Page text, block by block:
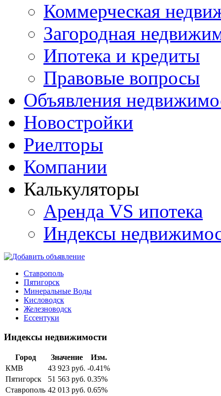
Коммерческая
Загородная
Ипотека и кредиты
Правовые вопросы
Объявления
Новостройки
Риелторы
Компании
Калькуляторы
Аренда VS ипотека
Индексы
Ставрополь
Пятигорск
Минеральные Воды
Кисловодск
Железноводск
Ессентуки
Индексы недвижимости
Город Значение
Изм.
КМВ
43 923 руб. -0.41%
Пятигорск
51 563 руб. 0.35%
Ставрополь 42 013 руб. 0.65%